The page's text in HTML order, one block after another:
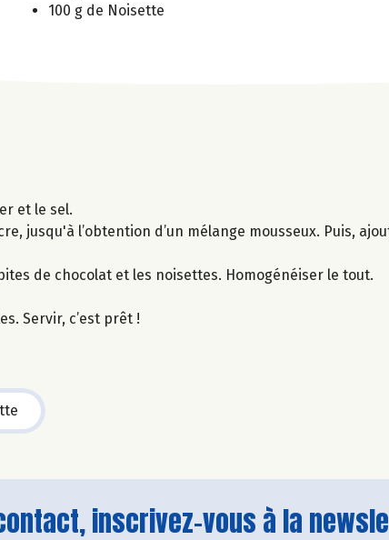
100 g de Noisette
et le sel.
jusqu'à l’obtention d’un mélange mousseux. Puis,
de chocolat et les noisettes. Homogénéiser le tout.
Servir, c’est prêt !
inscrivez-vous à la